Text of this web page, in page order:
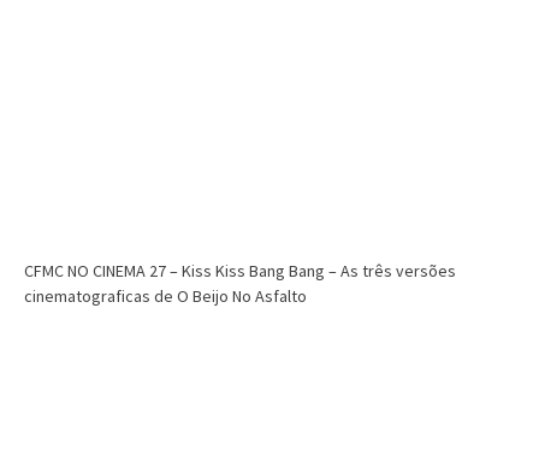
CFMC NO CINEMA 27 – Kiss Kiss Bang Bang – As três versões
cinematograficas de O Beijo No Asfalto